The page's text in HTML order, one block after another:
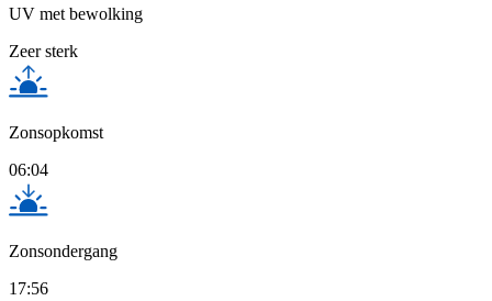
UV met bewolking
Zeer sterk
Zonsopkomst
06:04
Zonsondergang
17:56